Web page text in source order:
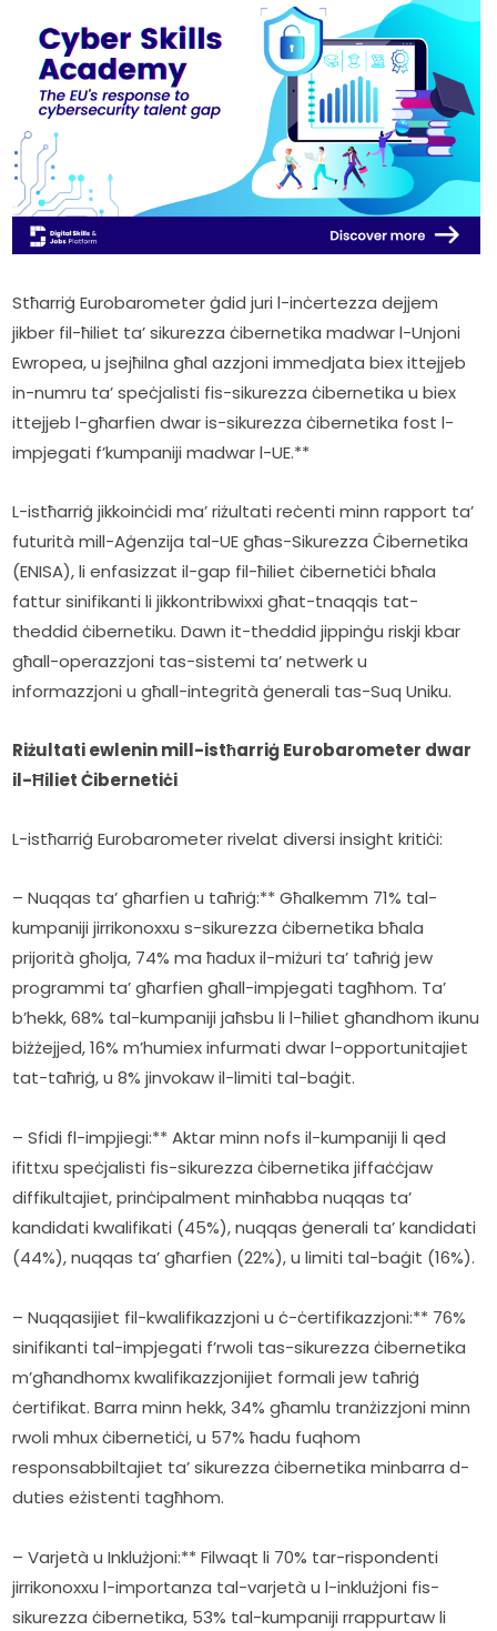
Stħarriġ Eurobarometer ġdid juri l-inċertezza dejjem
jikber fil-ħiliet ta’ sikurezza ċibernetika madwar l-Unjoni
Ewropea, u jsejħilna għal azzjoni immedjata biex ittejjeb
in-numru ta’ speċjalisti fis-sikurezza ċibernetika u biex
ittejjeb l-għarfien dwar is-sikurezza ċibernetika fost l-
impjegati f’kumpaniji madwar l-UE.**
L-istħarriġ jikkoinċidi ma’ riżultati reċenti minn rapport ta’
futurità mill-Aġenzija tal-UE għas-Sikurezza Ċibernetika
(ENISA), li enfasizzat il-gap fil-ħiliet ċibernetiċi bħala
fattur sinifikanti li jikkontribwixxi għat-tnaqqis tat-
theddid ċibernetiku. Dawn it-theddid jippinġu riskji kbar
għall-operazzjoni tas-sistemi ta’ netwerk u
informazzjoni u għall-integrità ġenerali tas-Suq Uniku.
Riżultati ewlenin mill-istħarriġ Eurobarometer dwar
il-Ħiliet Ċibernetiċi
L-istħarriġ Eurobarometer rivelat diversi insight kritiċi:
– Nuqqas ta’ għarfien u taħriġ:** Għalkemm 71% tal-
kumpaniji jirrikonoxxu s-sikurezza ċibernetika bħala
prijorità għolja, 74% ma ħadux il-miżuri ta’ taħriġ jew
programmi ta’ għarfien għall-impjegati tagħhom. Ta’
b’hekk, 68% tal-kumpaniji jaħsbu li l-ħiliet għandhom ikunu
biżżejjed, 16% m’humiex infurmati dwar l-opportunitajiet
tat-taħriġ, u 8% jinvokaw il-limiti tal-baġit.
– Sfidi fl-impjiegi:** Aktar minn nofs il-kumpaniji li qed
ifittxu speċjalisti fis-sikurezza ċibernetika jiffaċċjaw
diffikultajiet, prinċipalment minħabba nuqqas ta’
kandidati kwalifikati (45%), nuqqas ġenerali ta’ kandidati
(44%), nuqqas ta’ għarfien (22%), u limiti tal-baġit (16%).
– Nuqqasijiet fil-kwalifikazzjoni u ċ-ċertifikazzjoni:** 76%
sinifikanti tal-impjegati f’rwoli tas-sikurezza ċibernetika
m’għandhomx kwalifikazzjonijiet formali jew taħriġ
ċertifikat. Barra minn hekk, 34% għamlu tranżizzjoni minn
rwoli mhux ċibernetiċi, u 57% ħadu fuqhom
responsabbiltajiet ta’ sikurezza ċibernetika minbarra d-
duties eżistenti tagħhom.
– Varjetà u Inklużjoni:** Filwaqt li 70% tar-rispondenti
jirrikonoxxu l-importanza tal-varjetà u l-inklużjoni fis-
sikurezza ċibernetika, 53% tal-kumpaniji rrappurtaw li